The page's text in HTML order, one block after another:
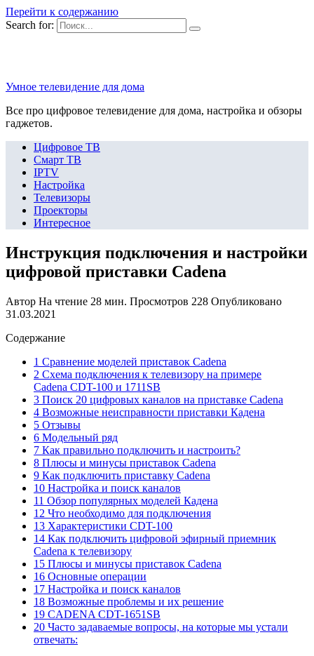
Перейти к содержанию
Search for:
Умное телевидение для дома
Все про цифровое телевидение для дома, настройка и обзоры
гаджетов.
Цифровое ТВ
Смарт ТВ
IPTV
Настройка
Телевизоры
Проекторы
Интересное
Инструкция подключения и настройки
цифровой приставки Cadena
Автор На чтение 28 мин. Просмотров 228 Опубликовано
31.03.2021
Содержание
1 Сравнение моделей приставок Cadena
2 Схема подключения к телевизору на примере
Cadena CDT-100 и 1711SB
3 Поиск 20 цифровых каналов на приставке Cadena
4 Возможные неисправности приставки Кадена
5 Отзывы
6 Модельный ряд
7 Как правильно подключить и настроить?
8 Плюсы и минусы приставок Cadena
9 Как подключить приставку Cadena
10 Настройка и поиск каналов
11 Обзор популярных моделей Кадена
12 Что необходимо для подключения
13 Характеристики CDT-100
14 Как подключить цифровой эфирный приемник
Cadena к телевизору
15 Плюсы и минусы приставок Cadena
16 Основные операции
17 Настройка и поиск каналов
18 Возможные проблемы и их решение
19 CADENA CDT-1651SB
20 Часто задаваемые вопросы, на которые мы устали
отвечать: